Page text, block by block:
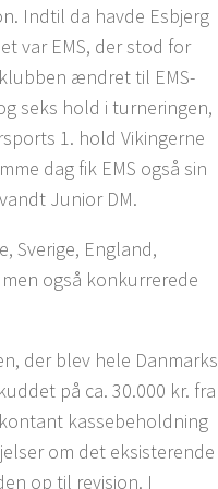
Indtil da havde Esbjerg
var EMS, der stod for
ændret til EMS-
seks hold i turneringen,
1. hold Vikingerne
dag fik EMS også sin
Junior DM.
Sverige, England,
også konkurrerede
der blev hele Danmarks
på ca. 30.000 kr. fra
kassebeholdning
om det eksisterende
op til revision. I